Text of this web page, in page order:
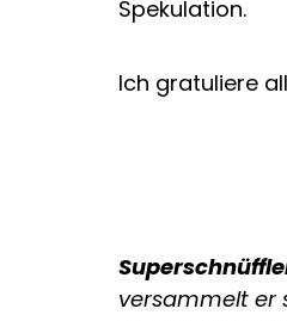
Spekulation.
Ich gratuliere
versammelt er